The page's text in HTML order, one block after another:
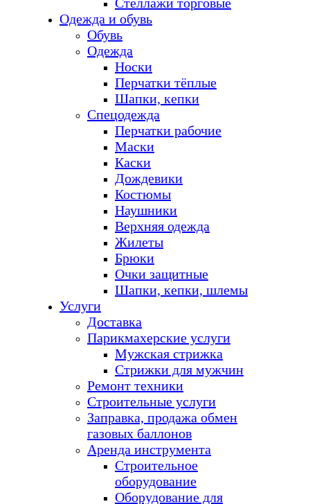
Одежда и обувь
Обувь
Одежда
Носки
Перчатки тёплые
Шапки, кепки
Спецодежда
Перчатки рабочие
Маски
Каски
Дождевики
Костюмы
Наушники
Верхняя одежда
Жилеты
Брюки
Очки защитные
Шапки, кепки, шлемы
Услуги
Доставка
Парикмахерские услуги
Мужская стрижка
Стрижки для мужчин
Ремонт техники
Строительные услуги
Заправка, продажа обмен
газовых баллонов
Аренда инструмента
Строительное
оборудование
Оборудование для